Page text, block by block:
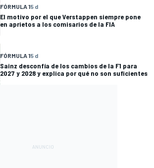
FÓRMULA 15 d
El motivo por el que Verstappen siempre pone
en aprietos a los comisarios de la FIA
FÓRMULA 15 d
Sainz desconfía de los cambios de la F1 para
2027 y 2028 y explica por qué no son suficientes